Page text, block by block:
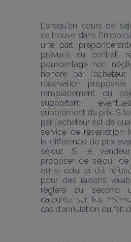
Lorsqu'en cours de
se trouve dans
une part
prévues au contrat,
pourcentage non
honoré par
réservation
remplacement du
supportant
supplément de prix. Si
par l'acheteur est de
service de réservation
la différence de prix
séjour. Si le
proposer de séjour de
ou si celui-ci est
pour des raisons
règlera au second
calculée sur les
cas d'annulation du fait